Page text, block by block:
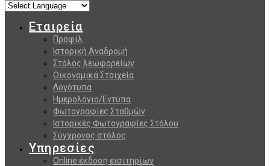
Εταιρεία
Προφίλ
Ιστορική Αναδρομή
Στόλος λεωφορείων
Οικονομικά Στοιχεία
Λογότυπα
Ημερολόγιο/Εντυπα
Φωτογραφίες Σταθμών
Ιστορικές Φωτογραφίες Στόλου
Σύγχρονος στόλος
Υπηρεσίες
Online έκδοση εισιτηρίων